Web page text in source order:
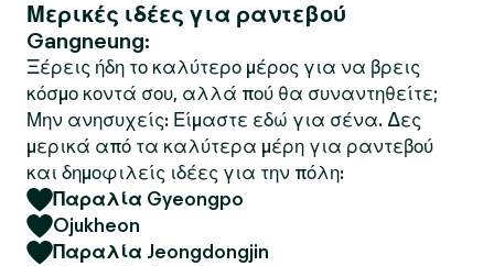
Μερικές ιδέες για ραντεβού
Gangneung:
Ξέρεις ήδη το καλύτερο μέρος για να βρεις
κόσμο κοντά σου, αλλά πού θα συναντηθείτε;
Μην ανησυχείς: Είμαστε εδώ για σένα. Δες
μερικά από τα καλύτερα μέρη για ραντεβού
και δημοφιλείς ιδέες για την πόλη:
Παραλία Gyeongpo
Ojukheon
Παραλία Jeongdongjin